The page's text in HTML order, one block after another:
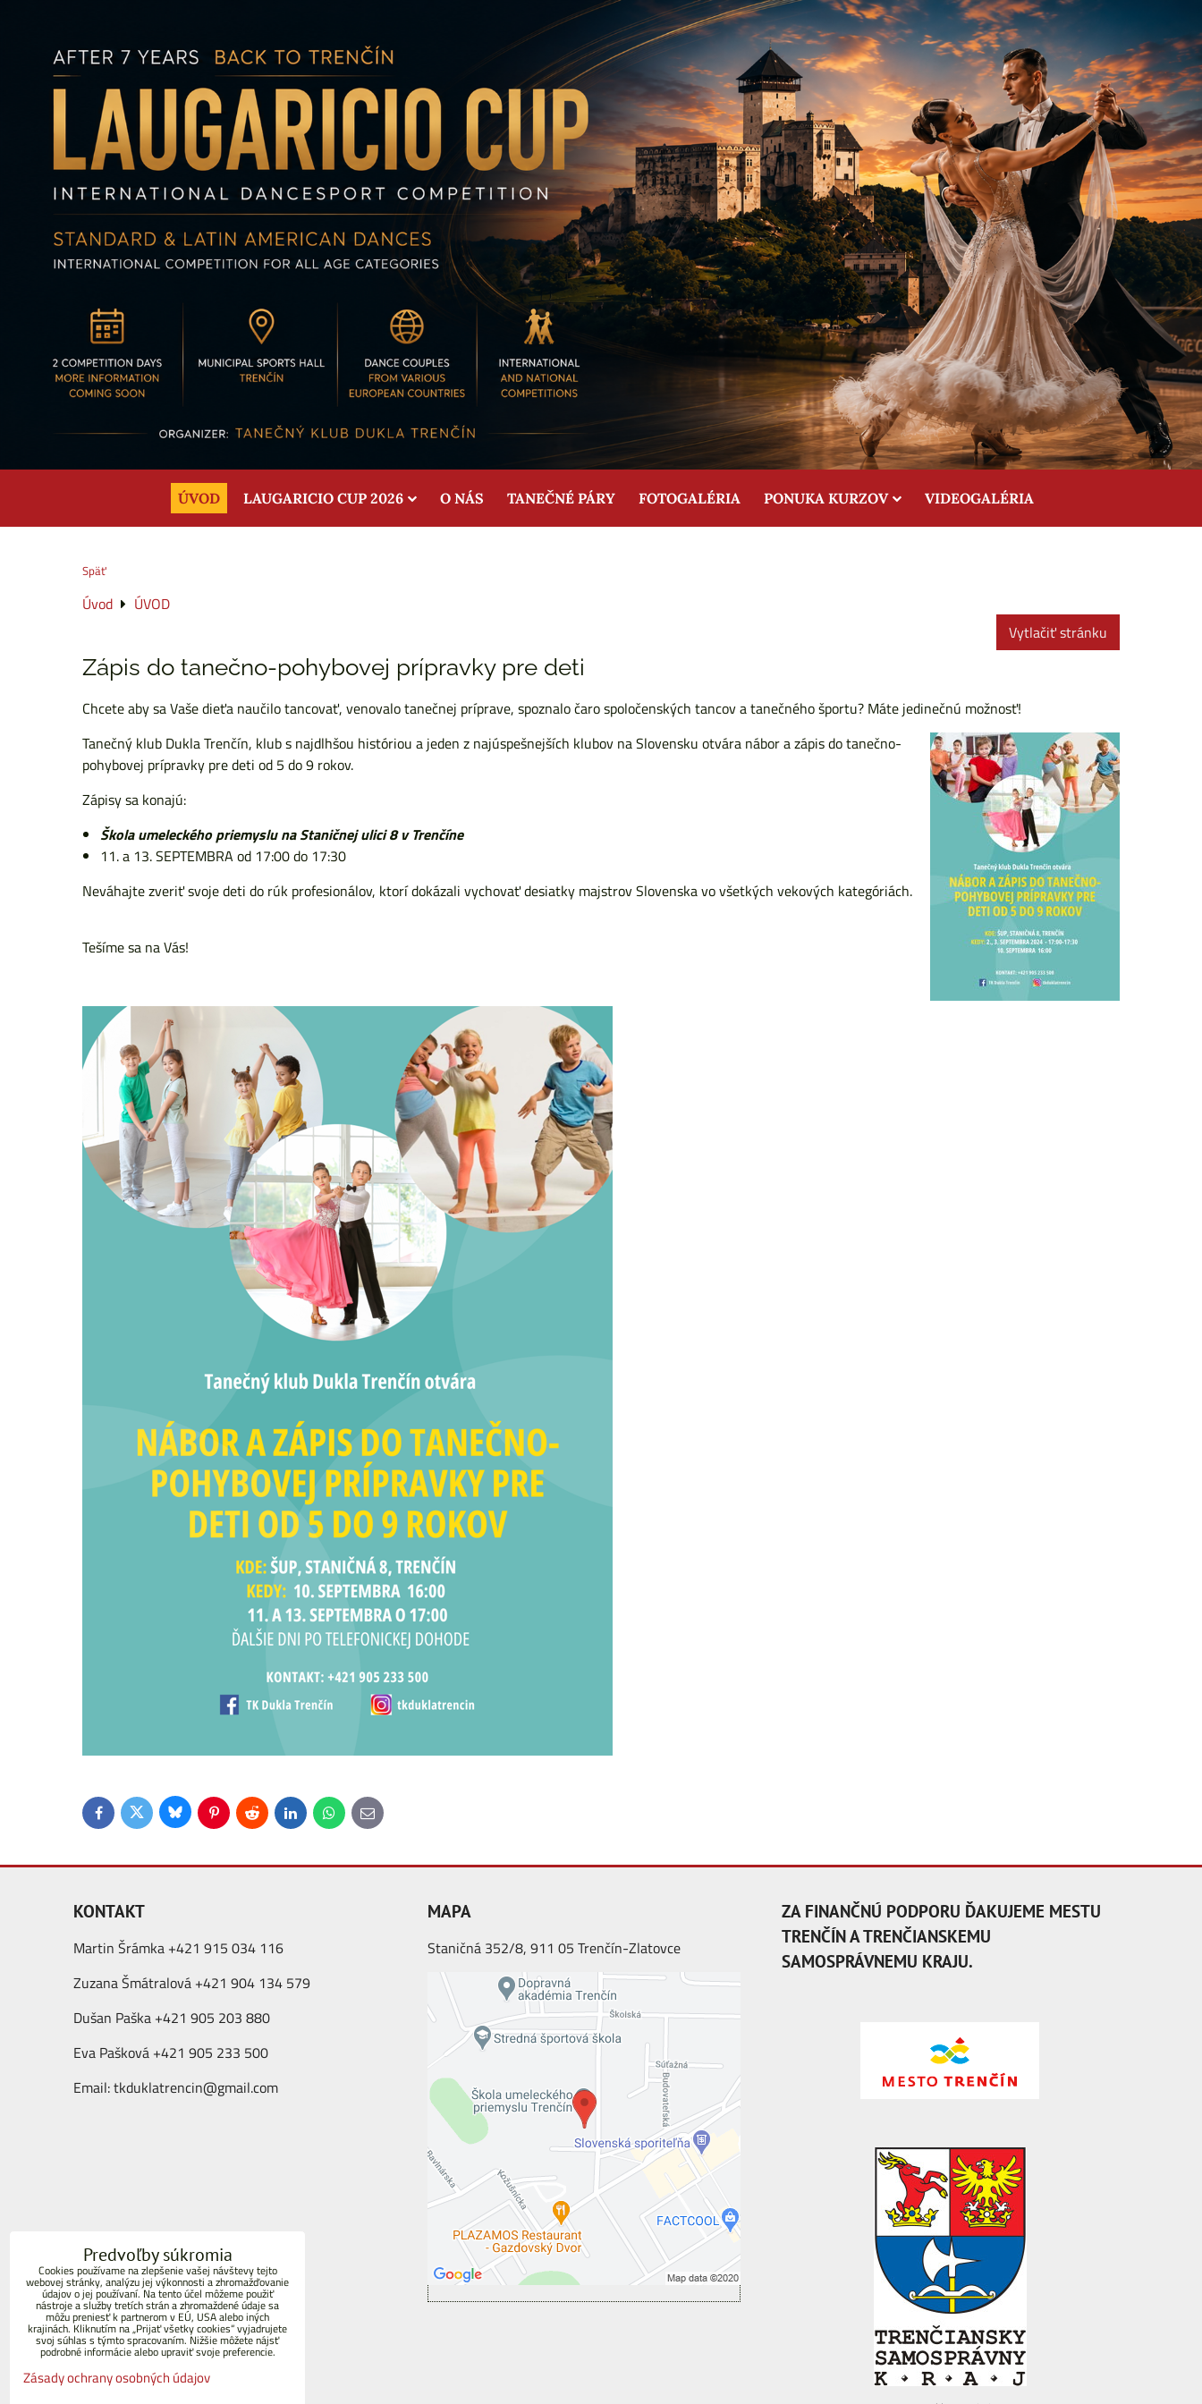
ÚVOD LAUGARICIO CUP 2026 O NÁS TANEČNÉ PÁRY FOTOGALÉRIA PONUKA KURZOV VIDEOGALÉRIA
Späť
Úvod
ÚVOD
Vytlačiť stránku
Zápis do tanečno-pohybovej prípravky pre deti
Chcete aby sa Vaše dieťa naučilo tancovať, venovalo tanečnej príprave, spoznalo čaro spoločenských tancov a tanečného športu? Máte jedinečnú možnosť!
Tanečný klub Dukla Trenčín, klub s najdlhšou históriou a jeden z najúspešnejších klubov na Slovensku otvára nábor a zápis do tanečno-
pohybovej prípravky pre deti od 5 do 9 rokov.
Zápisy sa konajú:
Škola umeleckého priemyslu na Staničnej ulici 8 v Trenčíne
11. a 13. SEPTEMBRA od 17:00 do 17:30
Neváhajte zveriť svoje deti do rúk profesionálov, ktorí dokázali vychovať desiatky majstrov Slovenska vo všetkých vekových kategóriách.
Tešíme sa na Vás!
FacebookTwitterBlueskyPinterestReddit LinkedInWhatsApp
E-
mail
KONTAKT
Martin Šrámka +421 915 034 116
Zuzana Šmátralová +421 904 134 579
Dušan Paška +421 905 203 880
Eva Pašková +421 905 233 500
Email:tkduklatrencin@gmail.com
MAPA
Staničná 352/8, 911 05 Trenčín-Zlatovce
Externý obsah je blokovaný Voľbami
Prajete si načítať externý obsah?
Povoliť tentokrát
Povoliť a zapamätať - súhlas s druhom
cookie: Funkčné
Otvoriť obsah v novom okne
ZA FINANČNÚ PODPORU ĎAKUJEME MESTU
TRENČÍN A TRENČIANSKEMU
SAMOSPRÁVNEMU KRAJU.
Predvoľby súkromia
Cookies používame na zlepšenie vašej návštevy tejto
webovej stránky, analýzu jej výkonnosti a zhromažďovanie
údajov o jej používaní. Na tento účel môžeme použiť
nástroje a služby tretích strán a zhromaždené údaje sa
môžu preniesť k partnerom v EÚ, USA alebo iných
krajinách. Kliknutím na „Prijať všetky cookies“ vyjadrujete
svoj súhlas s týmto spracovaním. Nižšie môžete nájsť
podrobné informácie alebo upraviť svoje preferencie.
Zásady ochrany osobných údajov